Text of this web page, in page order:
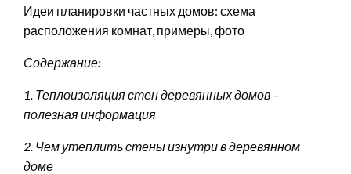
Идеи планировки частных домов: схема
расположения комнат, примеры, фото
Содержание:
1. Теплоизоляция стен деревянных домов –
полезная информация
2. Чем утеплить стены изнутри в деревянном
доме